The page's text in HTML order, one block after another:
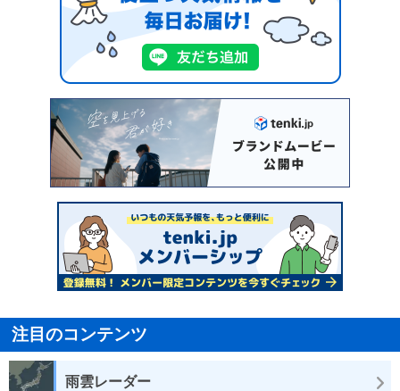
注目のコンテンツ
雨雲レーダー